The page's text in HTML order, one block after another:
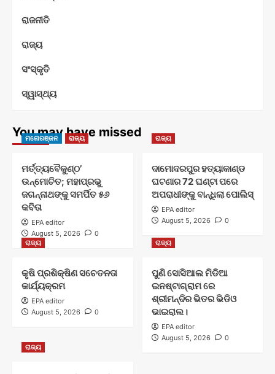
ରାଜନୀତି
ରାଜ୍ୟ
ସଂସ୍କୃତି
ସ୍ୱାସ୍ଥ୍ୟ
You may have missed
ମନୋରଞ୍ଜନ ରାଜ୍ୟ
ମର୍ତ୍ତ୍ୟବୈକୁଣ୍ଠ’
ଉନ୍ମୋଚିତ; ମହାପ୍ରଭୁ
ଜଗନ୍ନାଥଙ୍କୁ ସମର୍ପିତ ୫୬
କବିତା
EPA editor
August 5, 2026
0
ରାଜ୍ୟ
ଦାମୋଦରପୁର ହତ୍ୟାକାଣ୍ଡ
ଘଟଣାର 72 ଘଣ୍ଟା ପରେ
ଅପରାଧୀଙ୍କୁ ବାନ୍ଧିଲା ପୋଲିସ୍
EPA editor
August 5, 2026
0
ରାଜ୍ୟ
କୃଷି ପ୍ରଶିକ୍ଷିଣ ସଚେତନତା
କାର୍ଯ୍ୟକ୍ରମ
EPA editor
August 5, 2026
0
ରାଜ୍ୟ
ପୁଣି ସୋସିଆଲ ମିଡିଆ
ଇନଷ୍ଟାଗ୍ରାମ ରେ
ଶ୍ରୀମନ୍ଦିର ଭିତର ଭିଡିଓ
ଭାଇରାଲ।
EPA editor
August 5, 2026
0
ରାଜ୍ୟ